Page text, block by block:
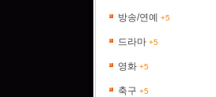
방송/연예 +5
드라마 +5
영화 +5
축구 +5